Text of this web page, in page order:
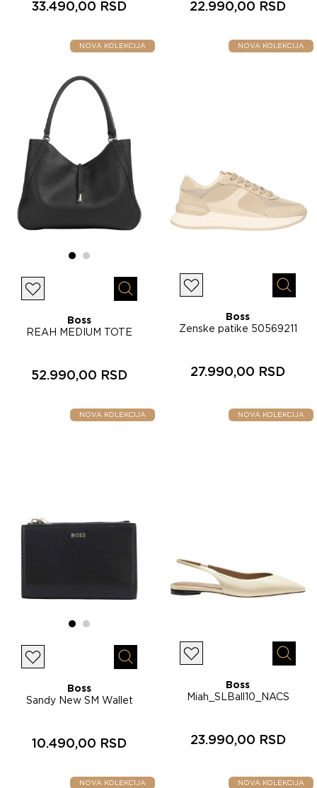
33.490,00 RSD 22.990,00 RSD
NOVA KOLEKCIJA
Lista želja Brzi pregled
Boss
REAH MEDIUM TOTE
52.990,00 RSD
NOVA KOLEKCIJA
Lista želja Brzi
Boss
Ženske patike 50569211
27.990,00 RSD
NOVA KOLEKCIJA
Lista želja Brzi pregled
Boss
Sandy New SM Wallet
10.490,00 RSD
NOVA KOLEKCIJA
Lista želja Brzi
Boss
Miah_SLBall10_NACS
23.990,00 RSD
NOVA KOLEKCIJA NOVA KOLEKCIJA